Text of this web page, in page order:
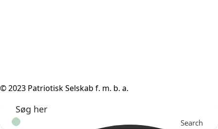
© 2023 Patriotisk Selskab f. m. b. a.
Search